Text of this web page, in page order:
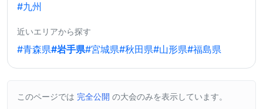
#九州
近いエリアから探す
#青森県#岩手県#宮城県#秋田県#山形県#福島県
このページでは 完全公開 の大会のみを表示しています。